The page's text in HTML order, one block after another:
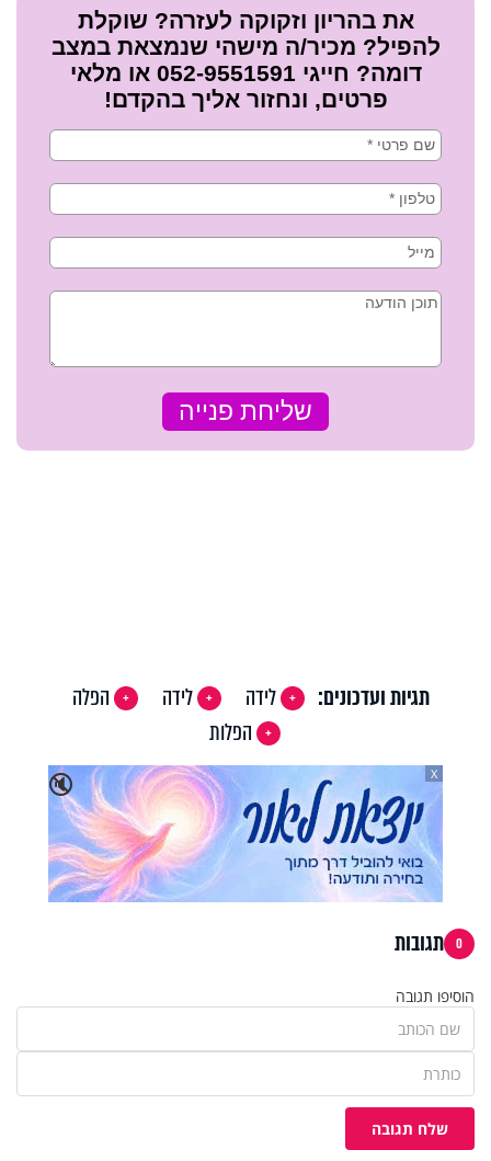
תגיות ועדכונים: לידה לידה
הפלה
הפלות
🔇
X
0 תגובות
הוסיפו תגובה
שלח תגובה